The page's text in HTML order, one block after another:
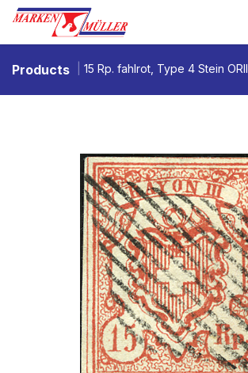
Zum Inhalt springen
Products 15 Rp. fahlrot, Type 4 Stein ORII